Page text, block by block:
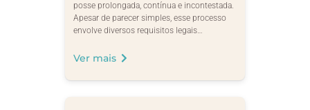
posse prolongada, contínua e incontestada.
Apesar de parecer simples, esse processo
envolve diversos requisitos legais…
Ver mais